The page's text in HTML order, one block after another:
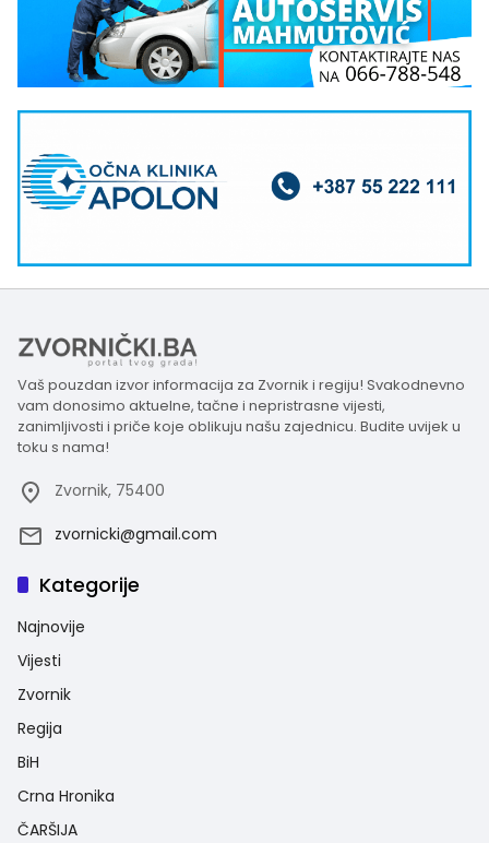
Vaš pouzdan izvor informacija za Zvornik i regiju! Svakodnevno
vam donosimo aktuelne, tačne i nepristrasne vijesti,
zanimljivosti i priče koje oblikuju našu zajednicu. Budite uvijek u
toku s nama!
Zvornik, 75400
zvornicki@gmail.com
Kategorije
Najnovije
Vijesti
Zvornik
Regija
BiH
Crna Hronika
ČARŠIJA